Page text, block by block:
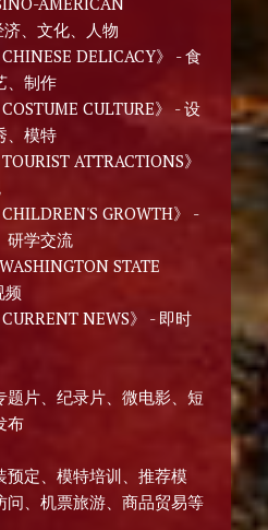
济、文化、人物
DELICACY》 - 食
、制作
CULTURE》 - 设
、模特
ATTRACTIONS》
GROWTH》 -
研学交流
STATE
频
NEWS》 - 即时
片、纪录片、微电影、短
布
预定、模特培训、推荐模
问、机票旅游、商品贸易等